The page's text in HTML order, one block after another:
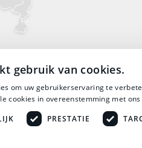
gebruik van cookies.
om uw gebruikerservaring te
cookies in overeenstemming met
PRESTATIE